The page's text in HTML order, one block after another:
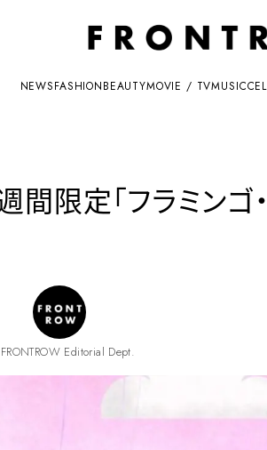
NEWSFASHIONBEAUTYMOVIE / TVMUSIC
限定「フラミンゴ
Editorial Dept.